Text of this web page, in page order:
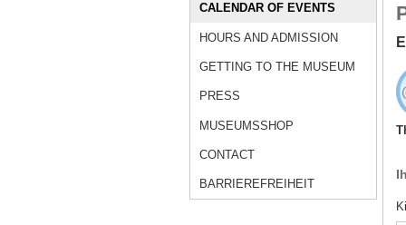
CALENDAR OF EVENTS
HOURS AND ADMISSION
GETTING TO THE MUSEUM
PRESS
MUSEUMSSHOP
CONTACT
BARRIEREFREIHEIT